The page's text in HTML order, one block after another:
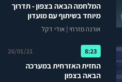
המלחמה הבאה בצפון - תדרוך
מיוחד בשיתוף עם ‫מועדון
העיתונאים בירושלים
אורנה מזרחי | אודי דקל
8:23
26/01/21
החזית האזרחית במערכה
הבאה בצפון